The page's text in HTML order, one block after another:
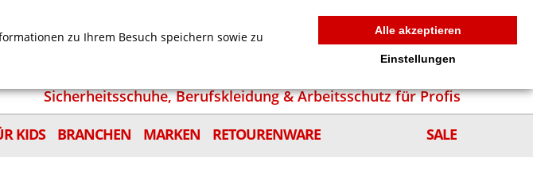
MEIN WARENKORB 0
Sicherheitsschuhe, Berufskleidung & Arbeitsschutz für Profis
KIDS BRANCHEN MARKEN RETOURENWARE SALE
zu Ihrem Besuch speichern sowie zu
Alle akzeptieren
Einstellungen